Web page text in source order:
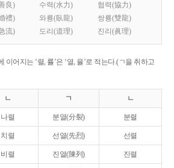
良) 수력(水力)
협력(協力)
禮) 와룡(臥龍)
쌍룡(雙龍)
流) 도리(道理) 진리(眞理)
이어지는 ‘렬, 률’은 ‘열, 율’로 적는다.(ㄱ을 취하고
ㄴ ㄱ ㄴ
나렬 분열(分裂) 분렬
치렬 선열(先烈) 선렬
비렬 진열(陳列) 진렬